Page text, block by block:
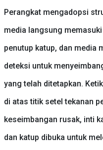
Perangkat mengadopsi
media langsung
penutup katup, dan media
deteksi untuk
yang telah ditetapkan.
di atas titik setel tekanan
keseimbangan rusak, inti
dan katup dibuka untuk